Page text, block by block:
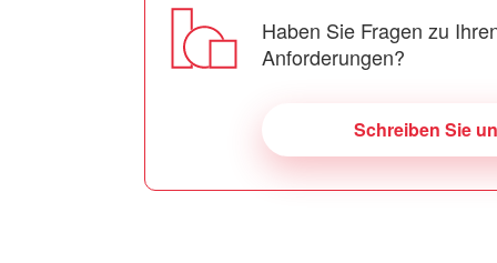
Haben Sie Fragen zu
Anforderungen?
Schreiben Sie